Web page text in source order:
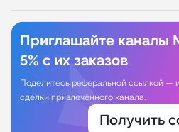
Приглашайте каналы
5% с их заказов
Поделитесь реферальной ссылкой —
сделки привлечённого канала.
Получить